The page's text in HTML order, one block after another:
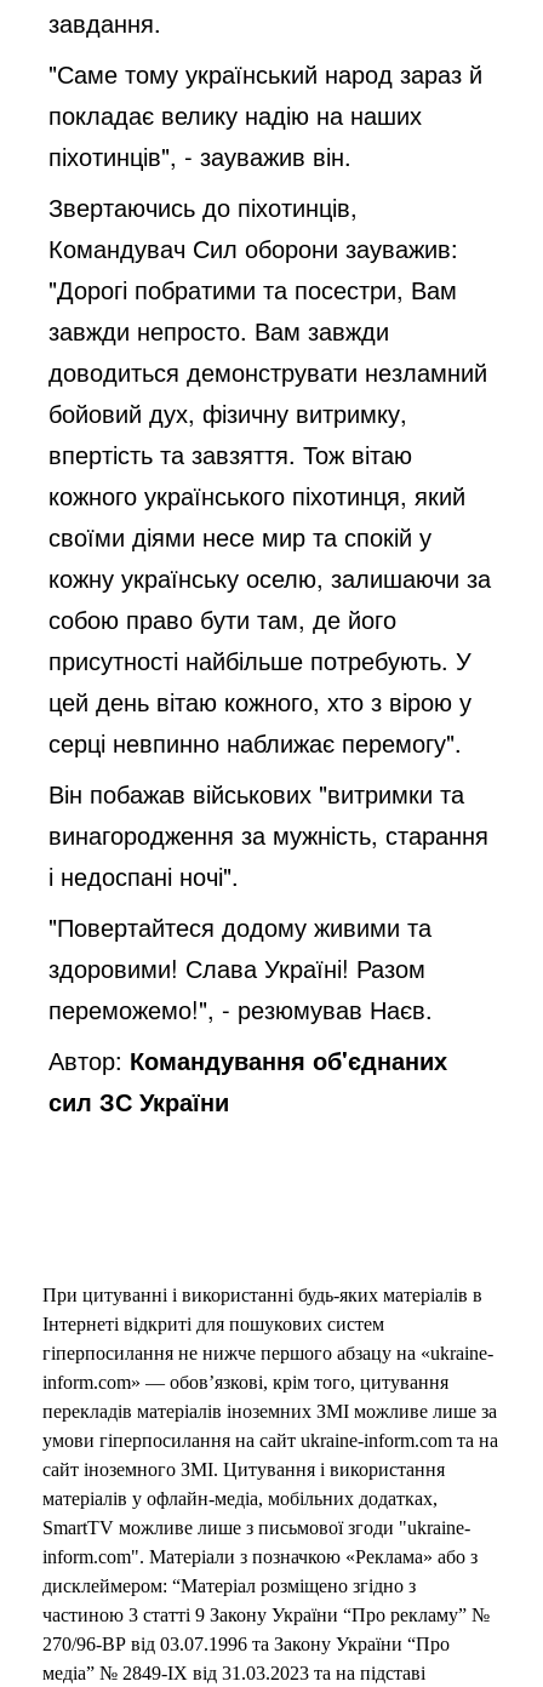
завдання.
"Саме тому український народ зараз й
покладає велику надію на наших
піхотинців", - зауважив він.
Звертаючись до піхотинців,
Командувач Сил оборони зауважив:
"Дорогі побратими та посестри, Вам
завжди непросто. Вам завжди
доводиться демонструвати незламний
бойовий дух, фізичну витримку,
впертість та завзяття. Тож вітаю
кожного українського піхотинця, який
своїми діями несе мир та спокій у
кожну українську оселю, залишаючи за
собою право бути там, де його
присутності найбільше потребують. У
цей день вітаю кожного, хто з вірою у
серці невпинно наближає перемогу".
Він побажав військових "витримки та
винагородження за мужність, старання
і недоспані ночі".
"Повертайтеся додому живими та
здоровими! Слава Україні! Разом
переможемо!", - резюмував Наєв.
Автор: Командування об'єднаних
сил ЗС України
При цитуванні і використанні будь-яких матеріалів в
Інтернеті відкриті для пошукових систем
гіперпосилання не нижче першого абзацу на «ukraine-
inform.com» — обов’язкові, крім того, цитування
перекладів матеріалів іноземних ЗМІ можливе лише за
умови гіперпосилання на сайт ukraine-inform.com та на
сайт іноземного ЗМІ. Цитування і використання
матеріалів у офлайн-медіа, мобільних додатках,
SmartTV можливе лише з письмової згоди "ukraine-
inform.com". Матеріали з позначкою «Реклама» або з
дисклеймером: “Матеріал розміщено згідно з
частиною 3 статті 9 Закону України “Про рекламу” №
270/96-ВР від 03.07.1996 та Закону України “Про
медіа” № 2849-IX від 31.03.2023 та на підставі